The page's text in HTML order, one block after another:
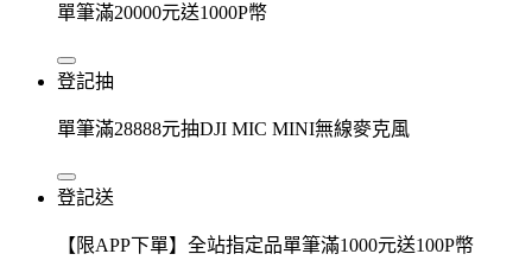
單筆滿20000元送1000P幣
登記抽
單筆滿28888元抽DJI MIC MINI無線麥克風
登記送
【限APP下單】全站指定品單筆滿1000元送100P幣